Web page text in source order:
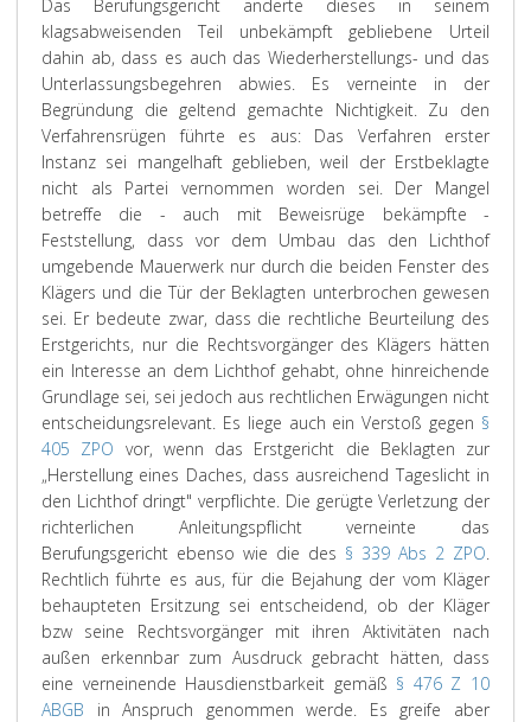
Das Berufungsgericht änderte dieses in seinem
klagsabweisenden Teil unbekämpft gebliebene Urteil
dahin ab, dass es auch das Wiederherstellungs- und das
Unterlassungsbegehren abwies. Es verneinte in der
Begründung die geltend gemachte Nichtigkeit. Zu den
Verfahrensrügen führte es aus: Das Verfahren erster
Instanz sei mangelhaft geblieben, weil der Erstbeklagte
nicht als Partei vernommen worden sei. Der Mangel
betreffe die - auch mit Beweisrüge bekämpfte -
Feststellung, dass vor dem Umbau das den Lichthof
umgebende Mauerwerk nur durch die beiden Fenster des
Klägers und die Tür der Beklagten unterbrochen gewesen
sei. Er bedeute zwar, dass die rechtliche Beurteilung des
Erstgerichts, nur die Rechtsvorgänger des Klägers hätten
ein Interesse an dem Lichthof gehabt, ohne hinreichende
Grundlage sei, sei jedoch aus rechtlichen Erwägungen nicht
entscheidungsrelevant. Es liege auch ein Verstoß gegen §
405 ZPO vor, wenn das Erstgericht die Beklagten zur
„Herstellung eines Daches, dass ausreichend Tageslicht in
den Lichthof dringt" verpflichte. Die gerügte Verletzung der
richterlichen Anleitungspflicht verneinte das
Berufungsgericht ebenso wie die des § 339 Abs 2 ZPO.
Rechtlich führte es aus, für die Bejahung der vom Kläger
behaupteten Ersitzung sei entscheidend, ob der Kläger
bzw seine Rechtsvorgänger mit ihren Aktivitäten nach
außen erkennbar zum Ausdruck gebracht hätten, dass
eine verneinende Hausdienstbarkeit gemäß § 476 Z 10
ABGB in Anspruch genommen werde. Es greife aber